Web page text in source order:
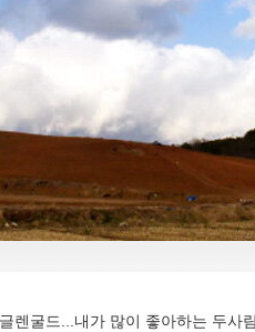
렌굴드...내가 많이 좋아하는 두사